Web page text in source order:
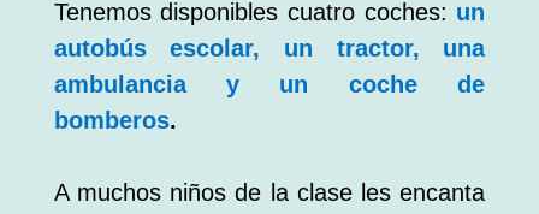
Tenemos disponibles cuatro coches: un
autobús escolar, un tractor, una
ambulancia y un coche de
bomberos.
A muchos niños de la clase les encanta